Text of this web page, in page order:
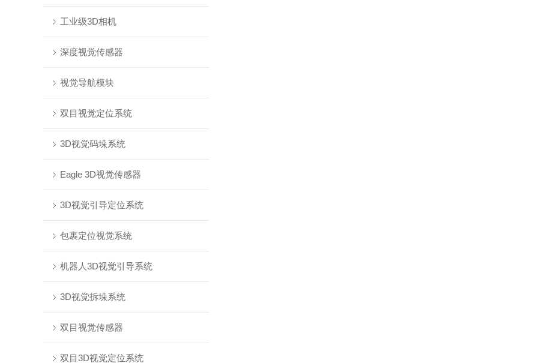
工业级3D相机
深度视觉传感器
视觉导航模块
双目视觉定位系统
3D视觉码垛系统
Eagle 3D视觉传感器
3D视觉引导定位系统
包裹定位视觉系统
机器人3D视觉引导系统
3D视觉拆垛系统
双目视觉传感器
双目3D视觉定位系统